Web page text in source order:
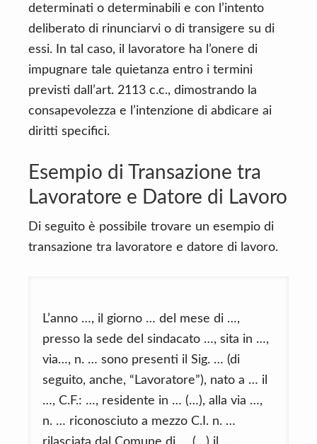
determinati o determinabili e con l’intento
deliberato di rinunciarvi o di transigere su di
essi. In tal caso, il lavoratore ha l’onere di
impugnare tale quietanza entro i termini
previsti dall’art. 2113 c.c., dimostrando la
consapevolezza e l’intenzione di abdicare ai
diritti specifici.
Esempio di Transazione tra
Lavoratore e Datore di Lavoro
Di seguito è possibile trovare un esempio di
transazione tra lavoratore e datore di lavoro.
L’anno …, il giorno … del mese di …,
presso la sede del sindacato …, sita in …,
via…, n. … sono presenti il Sig. … (di
seguito, anche, “Lavoratore”), nato a … il
…, C.F.: …, residente in … (…), alla via …,
n. … riconosciuto a mezzo C.I. n. …